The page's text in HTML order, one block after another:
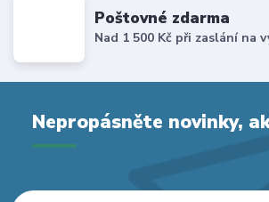
Poštovné zdarma
Nad 1 500 Kč při zaslání na
Nepropásněte novinky,